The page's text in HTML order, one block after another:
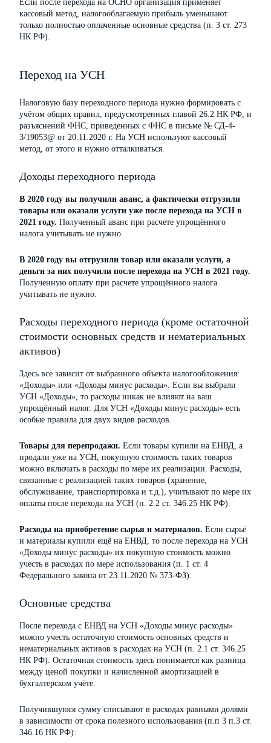
Если после перехода на ОСНО организация применяет
кассовый метод, налогооблагаемую прибыль уменьшают
только полностью оплаченные основные средства (п. 3 ст. 273
НК РФ).
Переход на УСН
Налоговую базу переходного периода нужно формировать с
учётом общих правил, предусмотренных главой 26.2 НК РФ, и
разъяснений ФНС, приведенных с ФНС в письме № СД-4-
3/19053@ от 20.11.2020 г. На УСН используют кассовый
метод, от этого и нужно отталкиваться.
Доходы переходного периода
В 2020 году вы получили аванс, а фактически отгрузили
товары или оказали услуги уже после перехода на УСН в
2021 году. Полученный аванс при расчете упрощённого
налога учитывать не нужно.
В 2020 году вы отгрузили товар или оказали услуги, а
деньги за них получили после перехода на УСН в 2021 году.
Полученную оплату при расчете упрощённого налога
учитывать не нужно.
Расходы переходного периода (кроме остаточной
стоимости основных средств и нематериальных
активов)
Здесь все зависит от выбранного объекта налогообложения:
«Доходы» или «Доходы минус расходы». Если вы выбрали
УСН «Доходы», то расходы никак не влияют на ваш
упрощённый налог. Для УСН «Доходы минус расходы» есть
особые правила для двух видов расходов.
Товары для перепродажи. Если товары купили на ЕНВД, а
продали уже на УСН, покупную стоимость таких товаров
можно включать в расходы по мере их реализации. Расходы,
связанные с реализацией таких товаров (хранение,
обслуживание, транспортировка и т.д.), учитывают по мере их
оплаты после перехода на УСН (п. 2.2 ст. 346.25 НК РФ).
Расходы на приобретение сырья и материалов. Если сырьё
и материалы купили ещё на ЕНВД, то после перехода на УСН
«Доходы минус расходы» их покупную стоимость можно
учесть в расходах по мере использования (п. 1 ст. 4
Федерального закона от 23.11.2020 № 373-ФЗ).
Основные средства
После перехода с ЕНВД на УСН «Доходы минус расходы»
можно учесть остаточную стоимость основных средств и
нематериальных активов в расходах на УСН (п. 2.1 ст. 346.25
НК РФ). Остаточная стоимость здесь понимается как разница
между ценой покупки и начисленной амортизацией в
бухгалтерском учёте.
Получившуюся сумму списывают в расходах равными долями
в зависимости от срока полезного использования (п.п 3 п.3 ст.
346.16 НК РФ):